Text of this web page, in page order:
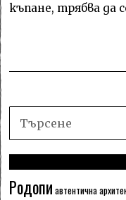
къпане, трябва да
Родопи автентична